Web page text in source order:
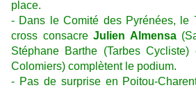
place.
- Dans le Comité des Pyrénées, le
cross consacre Julien Almensa
Stéphane Barthe (Tarbes
Colomiers) complètent le podium.
- Pas de surprise en Poitou-